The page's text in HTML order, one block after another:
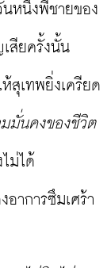
นหนึ่งพี่ชายของ
สียครั้งนั้น
สุเทพยิ่งเครียด
มั่นคงของชีวิต
ม่ได้
าการซึมเศร้า